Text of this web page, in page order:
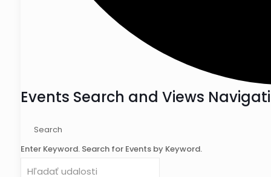
Events Search and Views
Search
Enter Keyword. Search for Events by Keyword.